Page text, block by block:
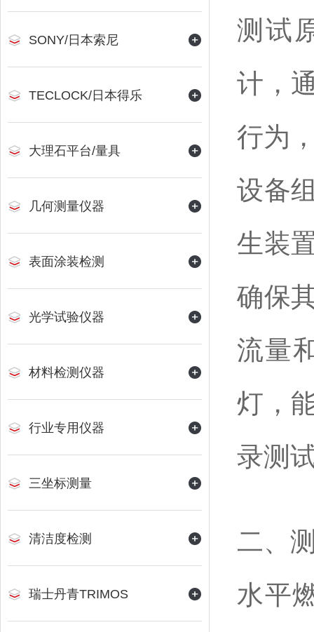
SONY/日本索尼
TECLOCK/日本得乐
大理石平台/量具
几何测量仪器
表面涂装检测
光学试验仪器
材料检测仪器
行业专用仪器
三坐标测量
清洁度检测
瑞士丹青TRIMOS
测试
计，
行为
设备
生装
确保
流量
灯，
录测
二、
水平